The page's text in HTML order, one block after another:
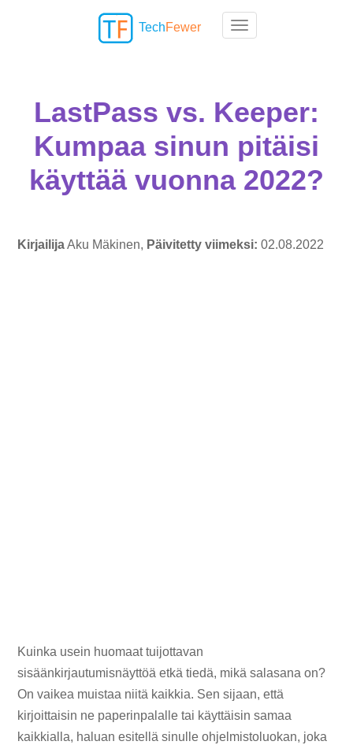
Toggle navigation
TechFewer
LastPass vs. Keeper:
Kumpaa sinun pitäisi
käyttää vuonna 2022?
KirjailijaAku Mäkinen, Päivitetty viimeksi:02.08.2022
Kuinka usein huomaat tuijottavan
sisäänkirjautumisnäyttöä etkä tiedä, mikä salasana on?
On vaikea muistaa niitä kaikkia. Sen sijaan, että
kirjoittaisin ne paperinpalalle tai käyttäisin samaa
kaikkialla, haluan esitellä sinulle ohjelmistoluokan, joka